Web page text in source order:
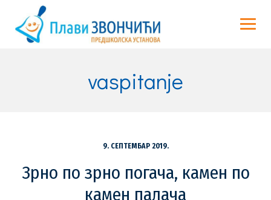
content
vaspitanje
9. СЕПТЕМБАР 2019.
Зрно по зрно погача, камен по
камен палачa